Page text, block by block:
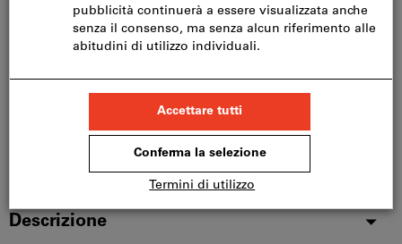
e pertanto non è disponibile a magazzino.Info
Dettagli prodotto
Descrizione